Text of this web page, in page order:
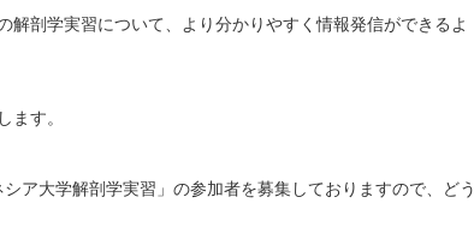
解剖学実習について、より分かりやすく情報発信ができるよ
ます。
ア大学解剖学実習」の参加者を募集しておりますので、どう